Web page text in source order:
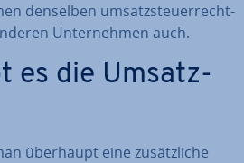
denselben um­satz­steu­er­recht­
Un­ter­neh­men auch.
es die Um­satz­
überhaupt eine zu­sätz­li­che